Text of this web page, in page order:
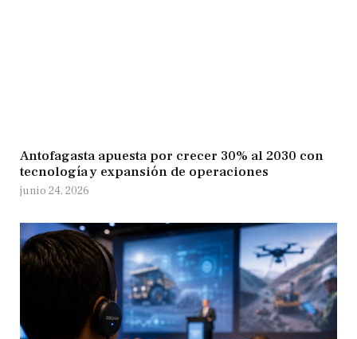
Antofagasta apuesta por crecer 30% al 2030 con
tecnología y expansión de operaciones
junio 24, 2026